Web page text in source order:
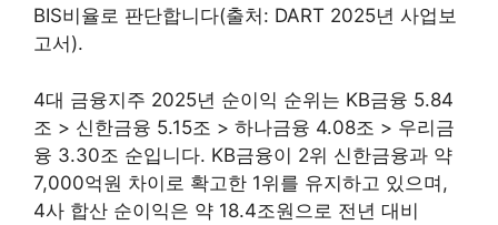
BIS비율로 판단합니다(출처: DART 2025년 사업보
고서).
4대 금융지주 2025년 순이익 순위는 KB금융 5.84
조 > 신한금융 5.15조 > 하나금융 4.08조 > 우리금
융 3.30조 순입니다. KB금융이 2위 신한금융과 약
7,000억원 차이로 확고한 1위를 유지하고 있으며,
4사 합산 순이익은 약 18.4조원으로 전년 대비